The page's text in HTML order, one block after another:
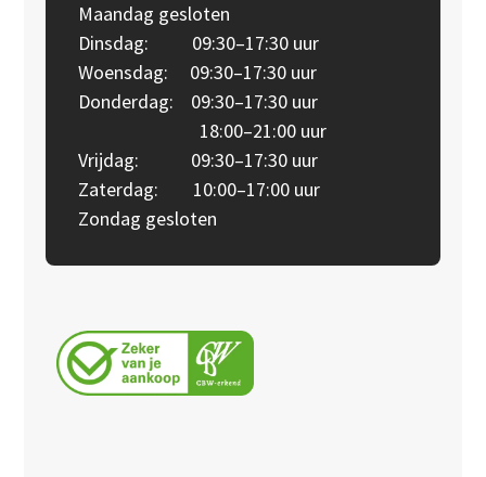
Maandag gesloten
Dinsdag: 09:30–17:30 uur
Woensdag: 09:30–17:30 uur
Donderdag: 09:30–17:30 uur
18:00–21:00 uur
Vrijdag: 09:30–17:30 uur
Zaterdag: 10:00–17:00 uur
Zondag gesloten